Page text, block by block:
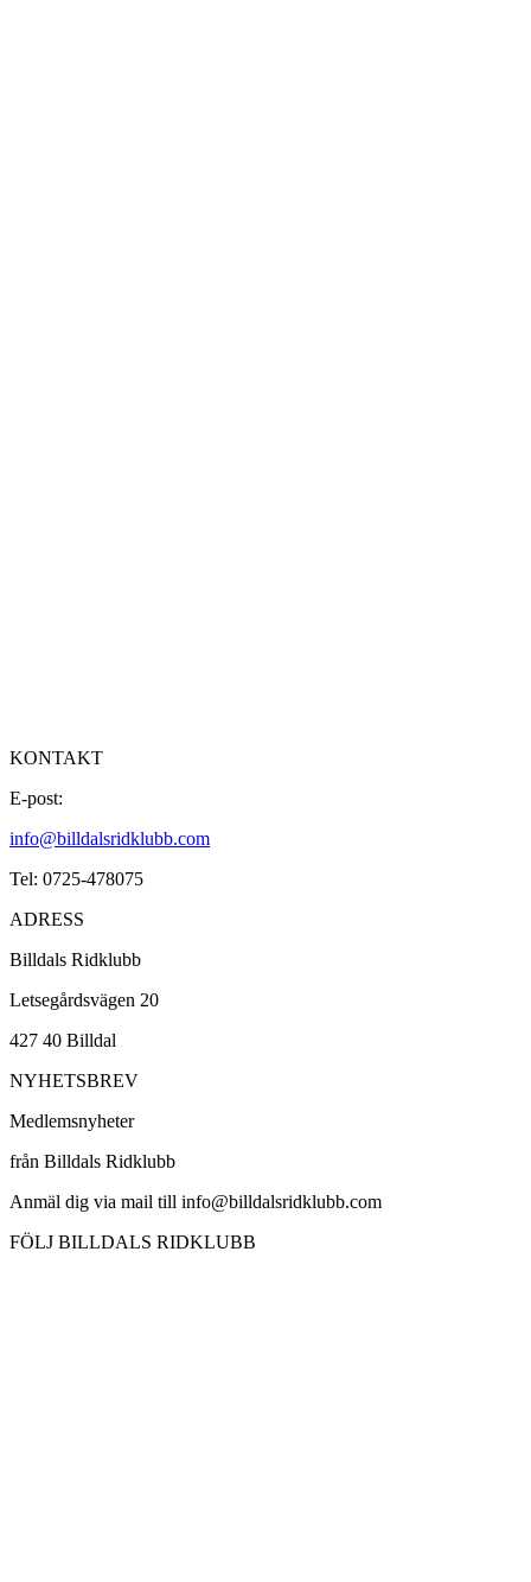
KONTAKT
E-post:
info@billdalsridklubb.com
Tel: 0725-478075
ADRESS
Billdals Ridklubb
Letsegårdsvägen 20
427 40 Billdal
NYHETSBREV
Medlemsnyheter
från Billdals Ridklubb
Anmäl dig via mail till info@billdalsridklubb.com
FÖLJ BILLDALS RIDKLUBB